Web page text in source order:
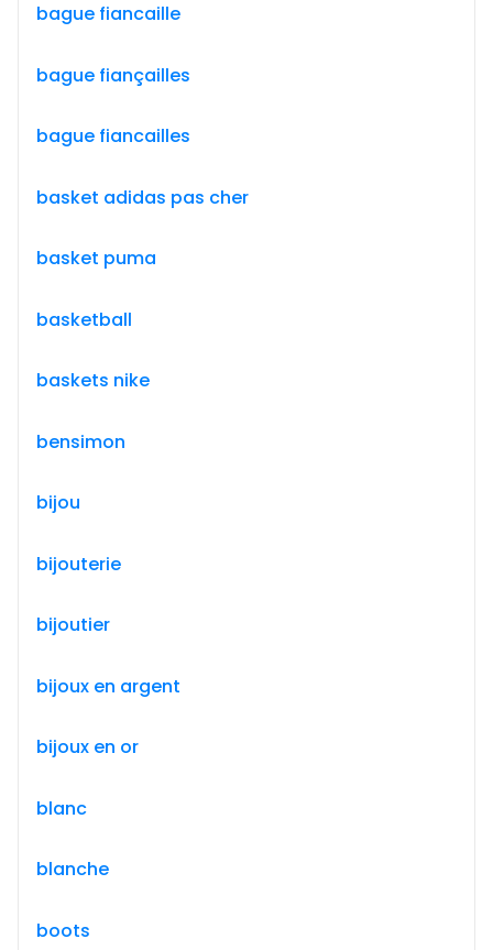
bague fiancaille
bague fiançailles
bague fiancailles
basket adidas pas cher
basket puma
basketball
baskets nike
bensimon
bijou
bijouterie
bijoutier
bijoux en argent
bijoux en or
blanc
blanche
boots